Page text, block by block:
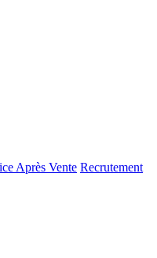
Après Vente Recrutement